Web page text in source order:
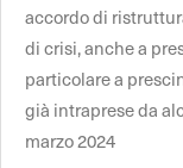
accordo di
di crisi, anche a
particolare a
già intraprese da
marzo 2024